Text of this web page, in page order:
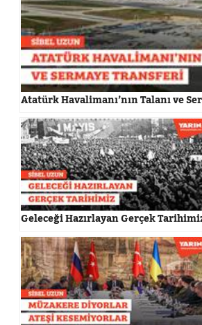
Atatürk Havalimanı’nın Talanı ve
Geleceği Hazırlayan Gerçek